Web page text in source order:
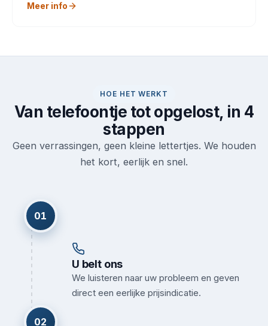
Meer info
HOE HET WERKT
Van telefoontje tot opgelost, in 4
stappen
Geen verrassingen, geen kleine lettertjes. We houden
het kort, eerlijk en snel.
01
U belt ons
We luisteren naar uw probleem en geven
direct een eerlijke prijsindicatie.
02